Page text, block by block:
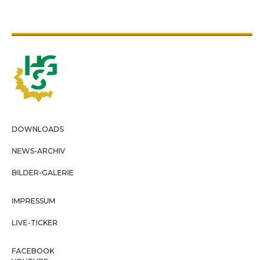
DOWNLOADS
NEWS-ARCHIV
BILDER-GALERIE
IMPRESSUM
LIVE-TICKER
FACEBOOK